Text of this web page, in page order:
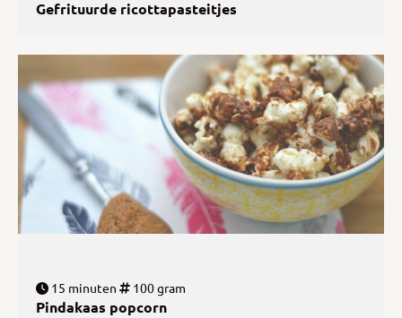
Gefrituurde ricottapasteitjes
15 minuten 100 gram
Pindakaas popcorn